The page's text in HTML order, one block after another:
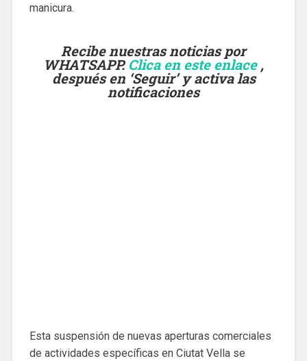
manicura.
Recibe nuestras noticias por
WHATSAPP. Clica en este enlace,
después en ‘Seguir’ y activa las
notificaciones
Esta suspensión de nuevas aperturas comerciales
de actividades específicas en Ciutat Vella se